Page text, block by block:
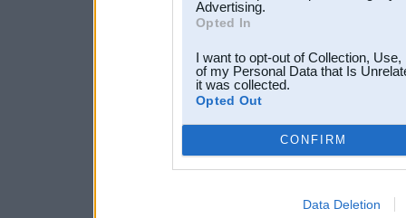
Advertising.
Opted In
I want to opt-out of Collection,
of my Personal Data that Is
it was collected.
Opted Out
CONFIRM
Data Deletion